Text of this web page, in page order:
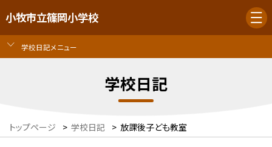
小牧市立篠岡小学校
学校日記メニュー
学校日記
トップページ > 学校日記 > 放課後子ども教室